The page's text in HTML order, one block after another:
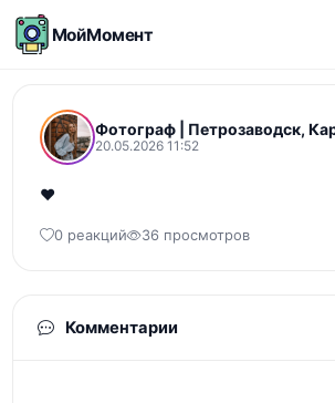
МойМомент
Фотограф | Петрозаводск,
20.05.2026 11:52
❤️
0 реакций 36 просмотров
Комментарии